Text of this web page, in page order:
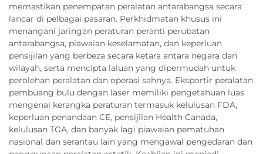
memastikan penempatan peralatan antarabangsa secara
lancar di pelbagai pasaran. Perkhidmatan khusus ini
menangani jaringan peraturan peranti perubatan
antarabangsa, piawaian keselamatan, dan keperluan
pensijilan yang berbeza secara ketara antara negara dan
wilayah, serta mencipta laluan yang dipermudah untuk
perolehan peralatan dan operasi sahnya. Eksportir peralatan
pembuang bulu dengan laser memiliki pengetahuan luas
mengenai kerangka peraturan termasuk kelulusan FDA,
keperluan penandaan CE, pensijilan Health Canada,
kelulusan TGA, dan banyak lagi piawaian pematuhan
nasional dan serantau lain yang mengawal pengedaran dan